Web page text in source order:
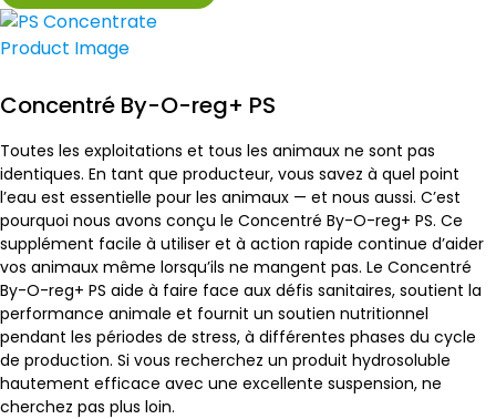
Concentré By-O-reg+ PS
Toutes les exploitations et tous les animaux ne sont pas
identiques. En tant que producteur, vous savez à quel point
l’eau est essentielle pour les animaux — et nous aussi. C’est
pourquoi nous avons conçu le Concentré By-O-reg+ PS. Ce
supplément facile à utiliser et à action rapide continue d’aider
vos animaux même lorsqu’ils ne mangent pas. Le Concentré
By-O-reg+ PS aide à faire face aux défis sanitaires, soutient la
performance animale et fournit un soutien nutritionnel
pendant les périodes de stress, à différentes phases du cycle
de production. Si vous recherchez un produit hydrosoluble
hautement efficace avec une excellente suspension, ne
cherchez pas plus loin.